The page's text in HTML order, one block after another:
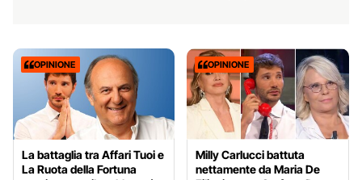
OPINIONE
La battaglia tra Affari Tuoi e
La Ruota della Fortuna
OPINIONE
Milly Carlucci battuta
nettamente da Maria De